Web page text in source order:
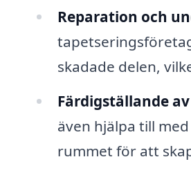
Reparation och
skadade delen,
Färdigställande
även hjälpa till
rummet för att